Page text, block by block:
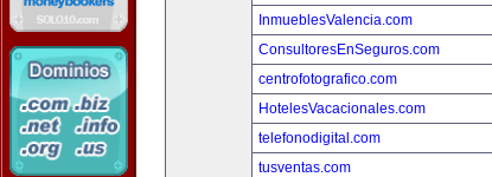
InmueblesValencia.com
ConsultoresEnSeguros.com
centrofotografico.com
HotelesVacacionales.com
telefonodigital.com
tusventas.com